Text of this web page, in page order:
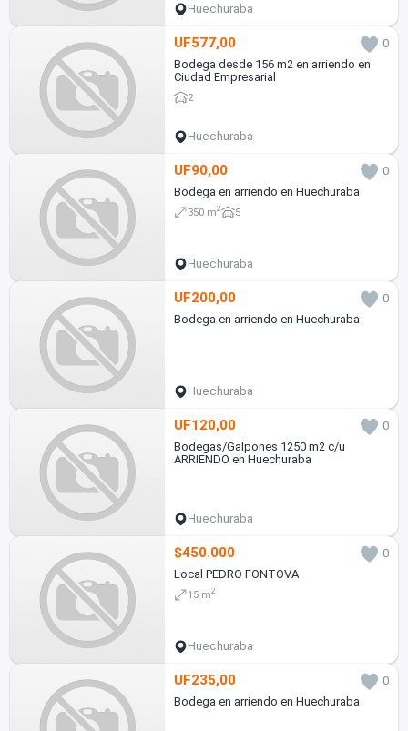
Huechuraba
UF577,00
0
Bodega desde 156 m2 en arriendo en
Ciudad Empresarial
2
Huechuraba
UF90,00
0
Bodega en arriendo en Huechuraba
350 m2 5
Huechuraba
UF200,00
0
Bodega en arriendo en Huechuraba
Huechuraba
UF120,00
0
Bodegas/Galpones 1250 m2 c/u
ARRIENDO en Huechuraba
Huechuraba
$450.000
0
Local PEDRO FONTOVA
15 m2
Huechuraba
UF235,00
0
Bodega en arriendo en Huechuraba